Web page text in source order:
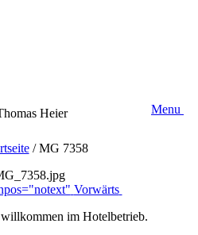
Heier Menu
/MG 7358
Vorwärts
im Hotelbetrieb.